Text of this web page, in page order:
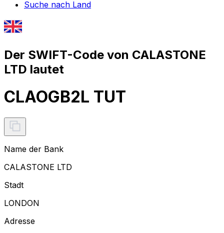
Suche nach Land
Der SWIFT-Code von CALASTONE
LTD lautet
CLAOGB2L TUT
Name der Bank
CALASTONE LTD
Stadt
LONDON
Adresse